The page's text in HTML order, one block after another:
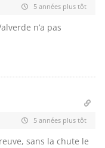
5 années plus tôt
n’a pas
5 années plus tôt
sans la chute le